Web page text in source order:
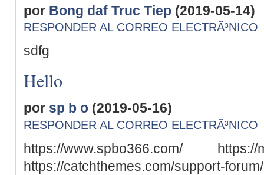
por Bong daf Truc Tiep (2019-05-14)
RESPONDER AL CORREO ELECTRÃ³NICO
sdfg
Hello
por sp b o (2019-05-16)
RESPONDER AL CORREO ELECTRÃ³NICO
https://www.spbo366.com/ https://
https://catchthemes.com/